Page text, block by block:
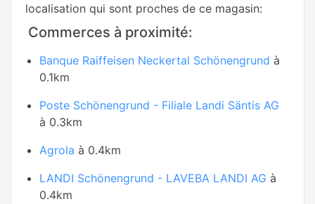
localisation qui sont proches de ce magasin:
Commerces à proximité:
Banque Raiffeisen Neckertal Schönengrund à
0.1km
Poste Schönengrund - Filiale Landi Säntis AG
à 0.3km
Agrola à 0.4km
LANDI Schönengrund - LAVEBA LANDI AG à
0.4km